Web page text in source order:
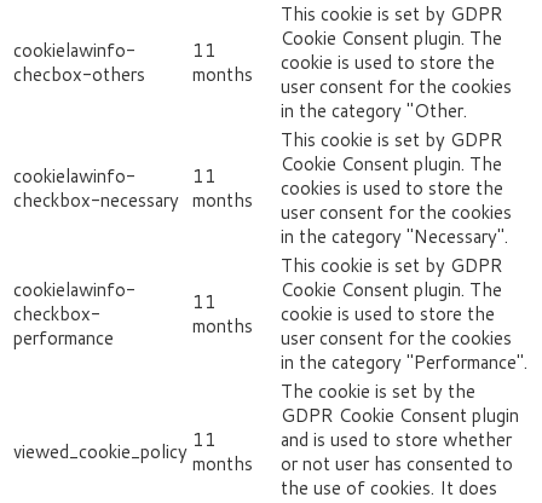
cookielawinfo-
checbox-others
11
months
This cookie is set by GDPR
Cookie Consent plugin. The
cookie is used to store the
user consent for the cookies
in the category "Other.
cookielawinfo-
checkbox-necessary
11
months
This cookie is set by GDPR
Cookie Consent plugin. The
cookies is used to store the
user consent for the cookies
in the category "Necessary".
cookielawinfo-
checkbox-
performance
11
months
This cookie is set by GDPR
Cookie Consent plugin. The
cookie is used to store the
user consent for the cookies
in the category "Performance".
viewed_cookie_policy 11
months
The cookie is set by the
GDPR Cookie Consent plugin
and is used to store whether
or not user has consented to
the use of cookies. It does